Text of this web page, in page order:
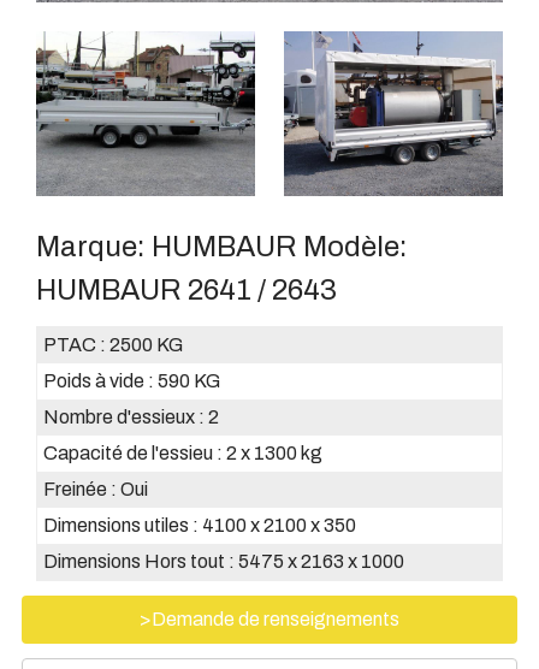
Marque: HUMBAUR Modèle:
HUMBAUR 2641 / 2643
PTAC : 2500 KG
Poids à vide : 590 KG
Nombre d'essieux : 2
Capacité de l'essieu : 2 x 1300 kg
Freinée : Oui
Dimensions utiles : 4100 x 2100 x 350
Dimensions Hors tout : 5475 x 2163 x 1000
>Demande de renseignements